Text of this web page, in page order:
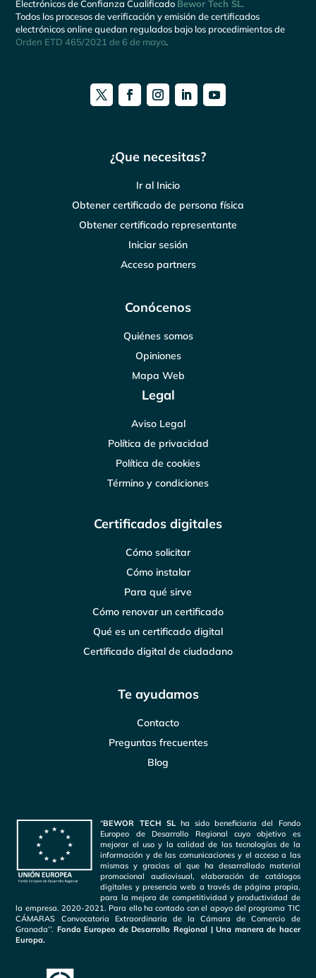
Electrónicos de Confianza Cualificado Bewor Tech SL.
Todos los procesos de verificación y emisión de certificados
electrónicos online quedan regulados bajo los procedimientos de
Orden ETD 465/2021 de 6 de mayo.
¿Que necesitas?
Ir al Inicio
Obtener certificado de persona física
Obtener certificado representante
Iniciar sesión
Acceso partners
Conócenos
Quiénes somos
Opiniones
Mapa Web
Legal
Aviso Legal
Política de privacidad
Política de cookies
Término y condiciones
Certificados digitales
Cómo solicitar
Cómo instalar
Para qué sirve
Cómo renovar un certificado
Qué es un certificado digital
Certificado digital de ciudadano
Te ayudamos
Contacto
Preguntas frecuentes
Blog
“BEWOR TECH SLha sido beneficiaria del Fondo
Europeo de Desarrollo Regional cuyo objetivo es
mejorar el uso y la calidad de las tecnologías de la
información y de las comunicaciones y el acceso a las
mismas y gracias al que ha desarrollado material
promocional audiovisual, elaboración de catálogos
digitales y presencia web a través de página propia,
para la mejora de competitividad y productividad de
la empresa. 2020-2021. Para ello ha contado con el apoyo del programa TIC
CÁMARAS Convocatoria Extraordinaria de la Cámara de Comercio de
Granada’’. Fondo Europeo de Desarrollo Regional | Una manera de hacer
Europa.